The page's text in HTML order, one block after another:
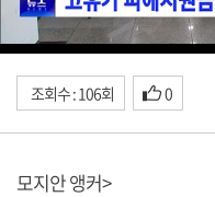
조회수 : 106회 0
모지안 앵커>